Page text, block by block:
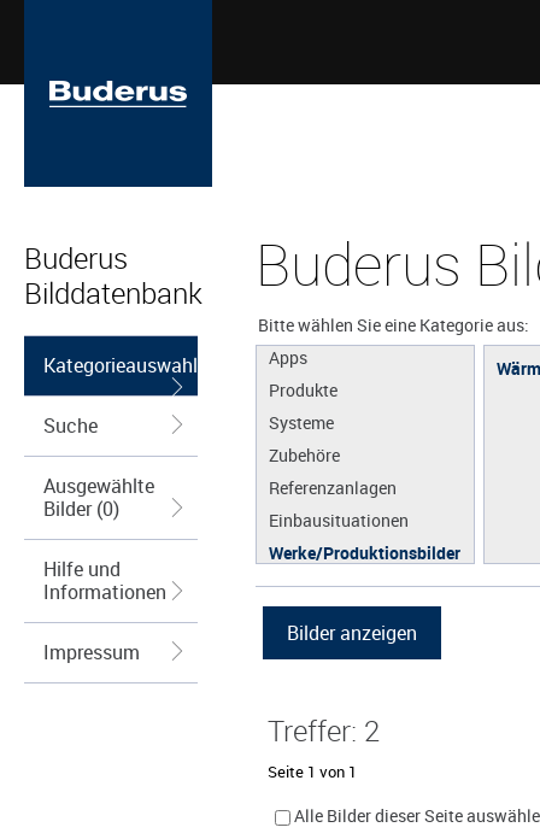
Buderus
Bilddatenbank
Kategorieauswahl
Suche
Ausgewählte
Bilder (0)
Hilfe und
Informationen
Impressum
Buderus
Bitte wählen Sie eine Kategorie aus:
Apps
Produkte
Systeme
Zubehöre
Referenzanlagen
Einbausituationen
Werke/Produktionsbilder
Logos/Wort-Bildmarke
Treffer: 2
Seite 1 von 1
Alle Bilder dieser Seite